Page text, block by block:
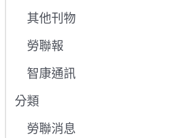
其他刊物
勞聯報
智康通訊
分類
勞聯消息